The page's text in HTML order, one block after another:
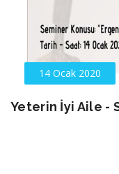
14 Ocak 2020
Yeterin İyi Aile -